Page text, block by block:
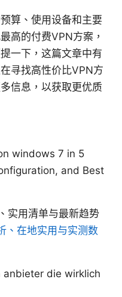
算、使用设备和主要
高的付费VPN方案，
一下，这篇文章中有
寻找高性价比VPN方
信息，以获取更优质
windows 7 in 5
and Best
实用清单与最新趋势
、在地实用与实测数
die wirklich